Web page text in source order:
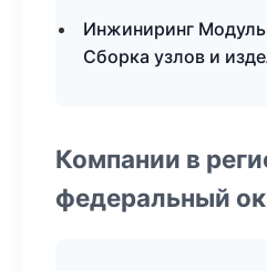
Инжиниринг
Сборка узлов и
Компании в
федеральный